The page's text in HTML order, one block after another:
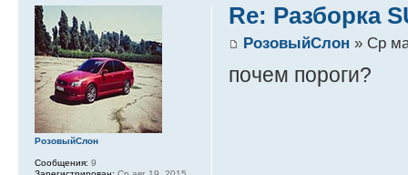
Re: Разборка
РозовыйСлон » Ср
почем пороги?
РозовыйСлон
Сообщения: 9